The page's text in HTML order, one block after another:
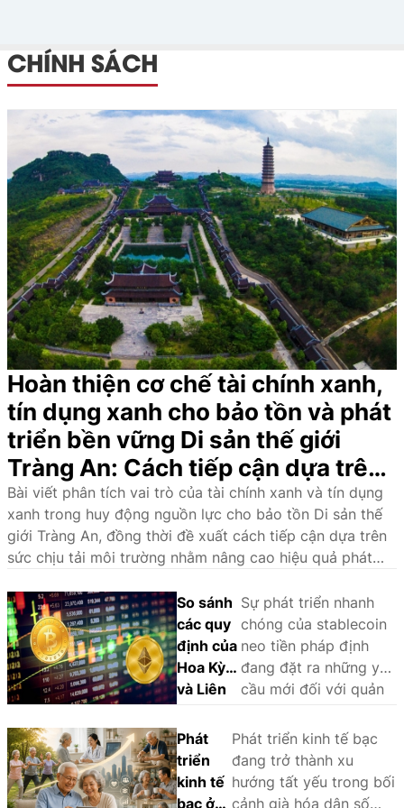
CHÍNH SÁCH
Hoàn thiện cơ chế tài chính xanh,
tín dụng xanh cho bảo tồn và phát
triển bền vững Di sản thế giới
Tràng An: Cách tiếp cận dựa trên
sức chịu tải môi trường
Bài viết phân tích vai trò của tài chính xanh và tín dụng
xanh trong huy động nguồn lực cho bảo tồn Di sản thế
giới Tràng An, đồng thời đề xuất cách tiếp cận dựa trên
sức chịu tải môi trường nhằm nâng cao hiệu quả phát
So sánh
các quy
định của
Hoa Kỳ
và Liên
châu Âu
đối với
stablecoin
neo tiền
Sự phát triển nhanh
chóng của stablecoin
neo tiền pháp định
đang đặt ra những yêu
cầu mới đối với quản
khổ pháp lý. Thông
qua phân tích và so
sánh kinh nghiệm
quốc tế, bài viết làm
Phát
triển
kinh tế
bạc ở
Phát triển kinh tế bạc
đang trở thành xu
hướng tất yếu trong bối
cảnh già hóa dân số